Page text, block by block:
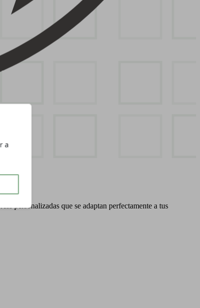
personalizadas que se adaptan perfectamente a tus
a